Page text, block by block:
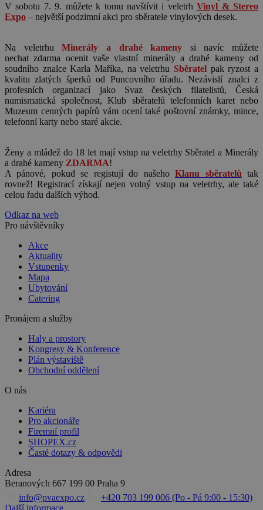
V sobotu 7. 9. můžete k tomu navštívit i veletrhVinyl & Stereo
Expo – největší podzimní akci pro sběratele vinylových desek.
Na veletrhuMinerály a drahé kameny si navíc můžete
nechat zdarma ocenit vaše vlastní minerály a drahé kameny od
soudního znalce Karla Maříka, na veletrhu Sběratel pak ryzost a
kvalitu zlatých šperků od Puncovního úřadu. Nezávislí znalci z
profesních organizací jako Svaz českých filatelistů, Česká
numismatická společnost, Klub sběratelů telefonních karet nebo
Muzeum cenných papírů vám ocení také poštovní známky, mince,
telefonní karty nebo staré akcie.
Ženy a mládež do 18 let mají vstup na veletrhy Sběratel a Minerály
a drahé kameny ZDARMA!
A pánové, pokud se registují do našehoKlanu sběratelů tak
rovnež! Registrací získají nejen volný vstup na veletrhy, ale také
celou řadu dalších výhod.
Odkaz na web
Pro návštěvníky
Akce
Aktuality
Vstupenky
Mapa
Ubytování
Catering
Pronájem a služby
Haly a prostory
Kongresy & Konference
Plán výstaviště
Obchodní oddělení
O nás
Kariéra
Pro akcionáře
Firemní profil
SHOPEX.cz
Časté dotazy & odpovědi
Adresa
Beranových 667 199 00 Praha 9
info@pvaexpo.cz
+420 703 199 006 (Po - Pá 9:00 - 15:30)
Další informace